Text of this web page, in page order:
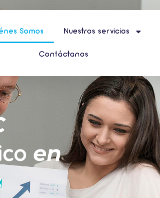
Somos Nuestros servicios
Contáctanos
en